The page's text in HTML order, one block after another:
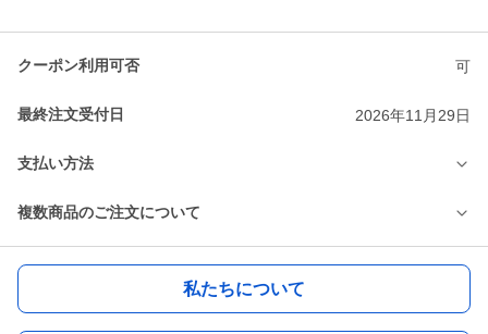
クーポン利用可否 可
最終注文受付日 2026年11月29日
支払い方法
複数商品のご注文について
私たちについて